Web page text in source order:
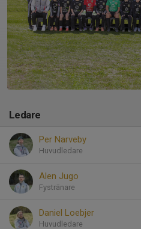
Ledare
Per Narveby
Huvudledare
Alen Jugo
Fystränare
Daniel Loebjer
Huvudledare